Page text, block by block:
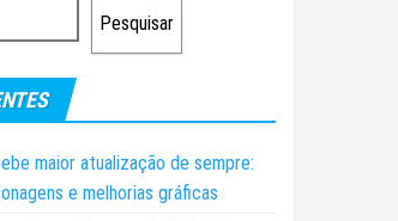
Pesquisar
maior atualização de sempre:
e melhorias gráficas